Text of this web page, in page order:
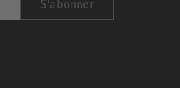
S'abonner